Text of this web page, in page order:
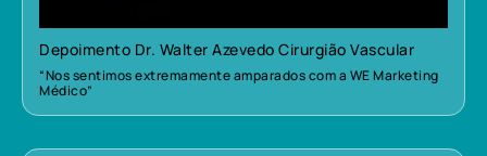
Depoimento Dr. Walter Azevedo Cirurgião Vascular
“Nos sentimos extremamente amparados com a WE Marketing
Médico”